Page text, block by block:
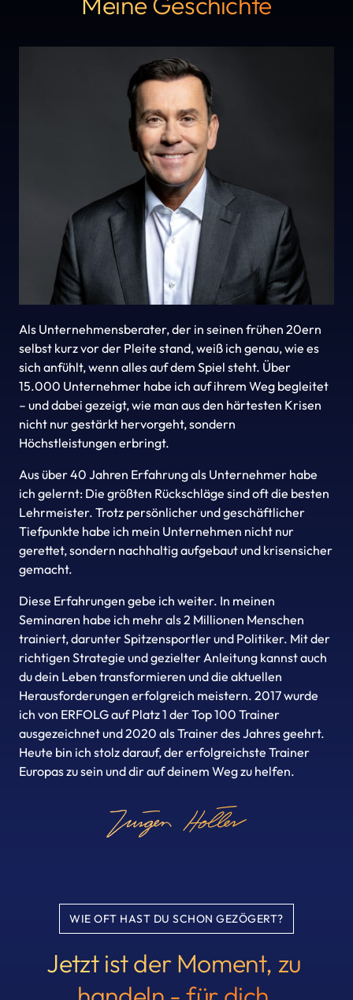
Als Unternehmensberater, der in seinen frühen 20ern
selbst kurz vor der Pleite stand, weiß ich genau, wie es
sich anfühlt, wenn alles auf dem Spiel steht. Über
15.000 Unternehmer habe ich auf ihrem Weg begleitet
– und dabei gezeigt, wie man aus den härtesten Krisen
nicht nur gestärkt hervorgeht, sondern
Höchstleistungen erbringt.‍‍
Aus über 40 Jahren Erfahrung als Unternehmer habe
ich gelernt: Die größten Rückschläge sind oft die besten
Lehrmeister. Trotz persönlicher und geschäftlicher
Tiefpunkte habe ich mein Unternehmen nicht nur
gerettet, sondern nachhaltig aufgebaut und krisensicher
gemacht.
Diese Erfahrungen gebe ich weiter. In meinen
Seminaren habe ich mehr als 2 Millionen Menschen
trainiert, darunter Spitzensportler und Politiker. Mit der
richtigen Strategie und gezielter Anleitung kannst auch
du dein Leben transformieren und die aktuellen
Herausforderungen erfolgreich meistern. 2017 wurde
ich von ERFOLG auf Platz 1 der Top 100 Trainer
ausgezeichnet und 2020 als Trainer des Jahres geehrt.
Heute bin ich stolz darauf, der erfolgreichste Trainer
Europas zu sein und dir auf deinem Weg zu helfen.
WIE OFT HAST DU SCHON GEZÖGERT?
Jetzt ist der Moment, zu